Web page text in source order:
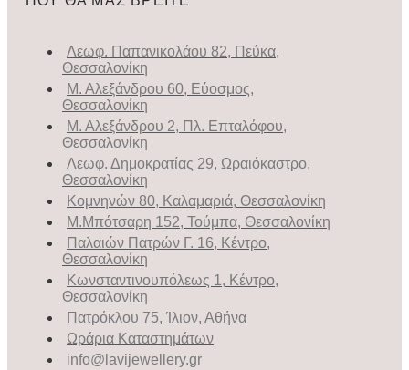
Λεωφ. Παπανικολάου 82, Πεύκα,
Θεσσαλονίκη
Μ. Αλεξάνδρου 60, Εύοσμος,
Θεσσαλονίκη
Μ. Αλεξάνδρου 2, Πλ. Επταλόφου,
Θεσσαλονίκη
Λεωφ. Δημοκρατίας 29, Ωραιόκαστρο,
Θεσσαλονίκη
Κομνηνών 80, Καλαμαριά, Θεσσαλονίκη
Μ.Μπότσαρη 152, Τούμπα, Θεσσαλονίκη
Παλαιών Πατρών Γ. 16, Κέντρο,
Θεσσαλονίκη
Κωνσταντινουπόλεως 1, Κέντρο,
Θεσσαλονίκη
Πατρόκλου 75, Ίλιον, Αθήνα
Ωράρια Καταστημάτων
info@lavijewellery.gr